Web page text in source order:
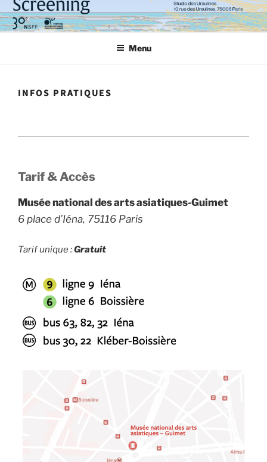
Aller
au
contenu
Menu
INFOS PRATIQUES
Tarif & Accès
Musée national des arts asiatiques-Guimet
6 place d’Iéna, 75116 Paris
Tarif unique :Gratuit